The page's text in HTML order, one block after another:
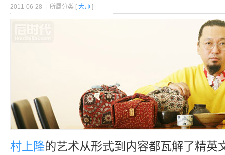
2011-06-28 | 所属分类 [ 大师 ]
村上隆的艺术从形式到内容都瓦解了精英